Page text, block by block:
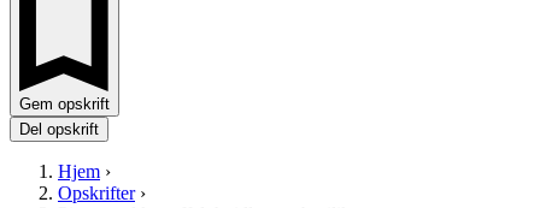
Gem opskrift
Del opskrift
Hjem ›
Opskrifter›